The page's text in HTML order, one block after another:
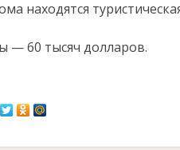
находятся
— 60 тысяч долларов.